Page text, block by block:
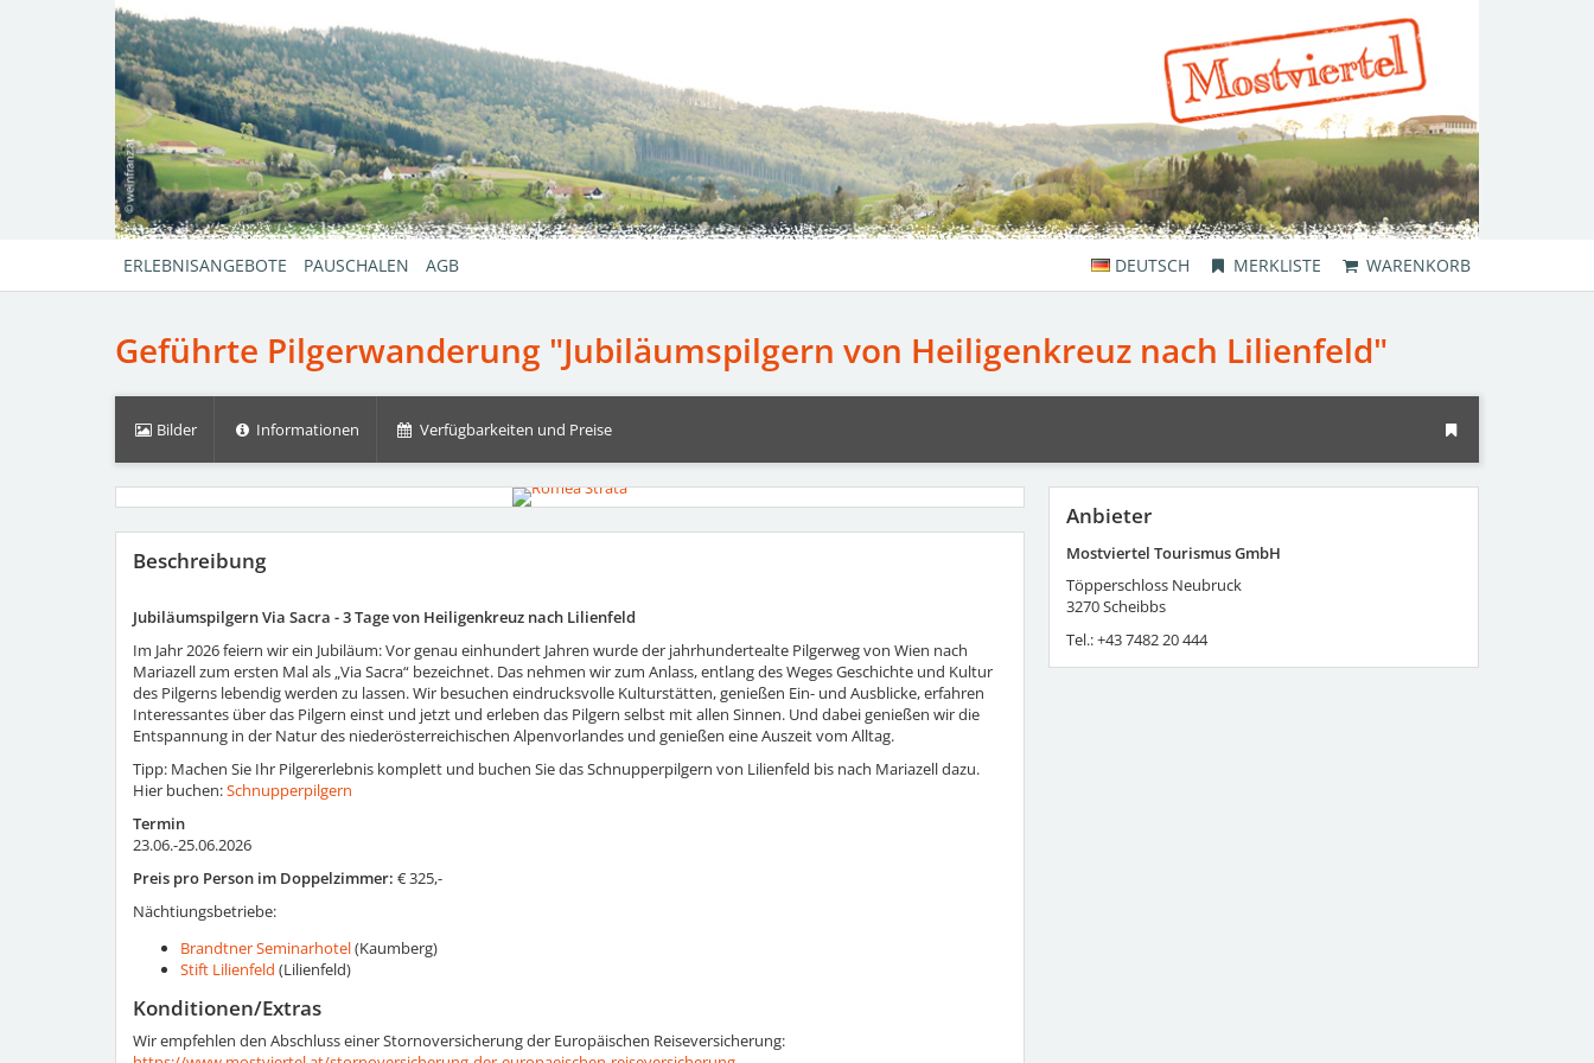
DEUTSCH MERKLISTE WARENKORB
ERLEBNISANGEBOTE PAUSCHALEN AGB
Geführte Pilgerwanderung "Jubiläumspilgern von Heiligenkreuz nach Lilienfeld"
Bilder Informationen Verfügbarkeiten und Preise
Beschreibung
Jubiläumspilgern Via Sacra - 3 Tage von Heiligenkreuz nach Lilienfeld
Im Jahr 2026 feiern wir ein Jubiläum: Vor genau einhundert Jahren wurde der jahrhundertealte Pilgerweg von Wien nach
Mariazell zum ersten Mal als „Via Sacra“ bezeichnet. Das nehmen wir zum Anlass, entlang des Weges Geschichte und Kultur
des Pilgerns lebendig werden zu lassen. Wir besuchen eindrucksvolle Kulturstätten, genießen Ein- und Ausblicke, erfahren
Interessantes über das Pilgern einst und jetzt und erleben das Pilgern selbst mit allen Sinnen. Und dabei genießen wir die
Entspannung in der Natur des niederösterreichischen Alpenvorlandes und genießen eine Auszeit vom Alltag.
Tipp: Machen Sie Ihr Pilgererlebnis komplett und buchen Sie das Schnupperpilgern von Lilienfeld bis nach Mariazell dazu.
Hier buchen:Schnupperpilgern
Termin
23.06.-25.06.2026
Preis pro Person im Doppelzimmer: € 325,-
Nächtiungsbetriebe:
Brandtner Seminarhotel(Kaumberg)
Stift Lilienfeld (Lilienfeld)
Konditionen/Extras
Wir empfehlen den Abschluss einer Stornoversicherung der Europäischen Reiseversicherung:
Anbieter
Mostviertel Tourismus GmbH
Töpperschloss Neubruck
3270Scheibbs
Tel.:+43 7482 20 444